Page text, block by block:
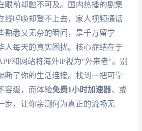
眼前却触不可及。国内热播的剧集
线呼唤却登不上去，家人视频通话
熟悉又无奈的瞬间，是千万留学
人每天的真实困扰。核心症结在于
和网站将海外IP视为"外来者"。别
断了你的生活连接。找到一把可靠
容缓，而体验免费1小时加速器，或
步，让你亲测何为真正的流畅无